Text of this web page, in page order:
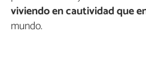
viviendo en cautividad que
mundo.